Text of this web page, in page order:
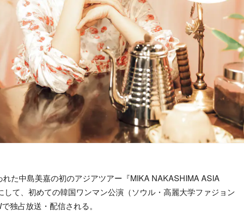
た中島美嘉の初のアジアツアー『MIKA NAKASHIMA ASIA
て、初めての韓国ワンマン公演（ソウル・高麗大学ファジョン
独占放送・配信される。